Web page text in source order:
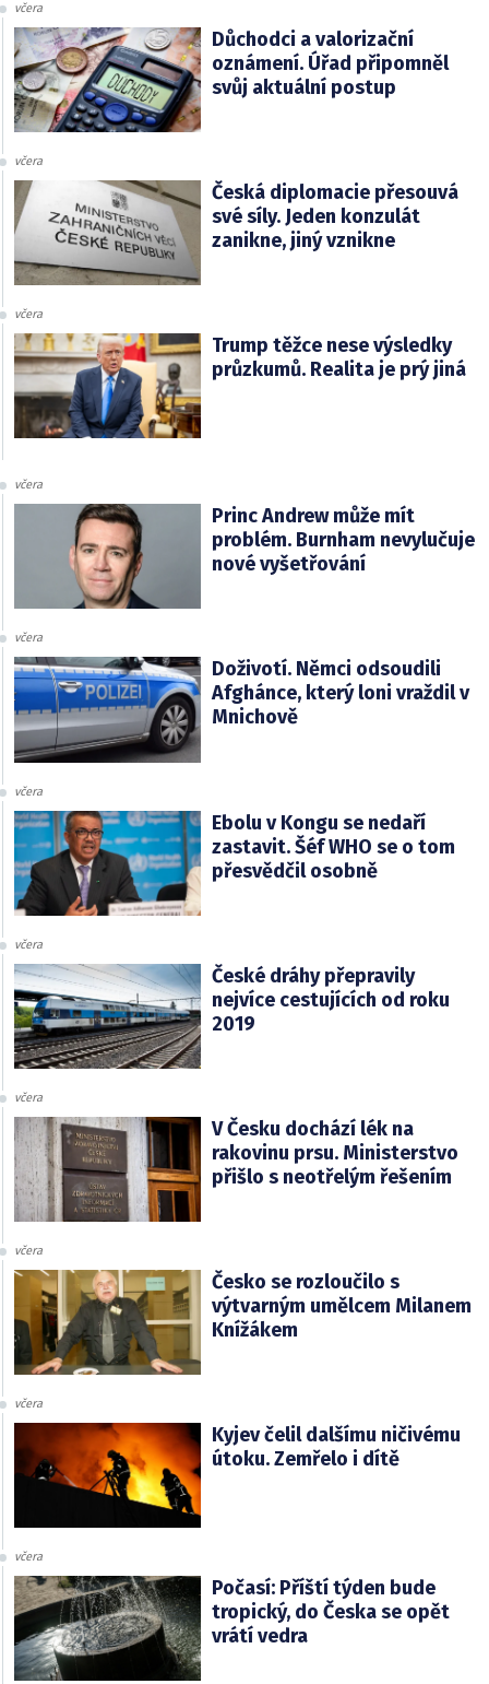
včera
Důchodci a valorizační
oznámení. Úřad připomněl
svůj aktuální postup
včera
Česká diplomacie přesouvá
své síly. Jeden konzulát
zanikne, jiný vznikne
včera
Trump těžce nese výsledky
průzkumů. Realita je prý jiná
včera
Princ Andrew může mít
problém. Burnham nevylučuje
nové vyšetřování
včera
Doživotí. Němci odsoudili
Afghánce, který loni vraždil v
Mnichově
včera
Ebolu v Kongu se nedaří
zastavit. Šéf WHO se o tom
přesvědčil osobně
včera
České dráhy přepravily
nejvíce cestujících od roku
2019
včera
V Česku dochází lék na
rakovinu prsu. Ministerstvo
přišlo s neotřelým řešením
včera
Česko se rozloučilo s
výtvarným umělcem Milanem
Knížákem
včera
Kyjev čelil dalšímu ničivému
útoku. Zemřelo i dítě
včera
Počasí: Příští týden bude
tropický, do Česka se opět
vrátí vedra